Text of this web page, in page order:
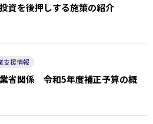
資を後押しする施策の紹介
支援情報
省関係 令和5年度補正予算の概